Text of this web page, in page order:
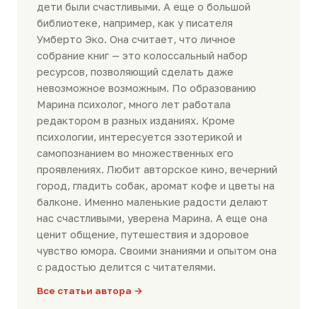
дети были счастливыми. А еще о большой
библиотеке, например, как у писателя
Умберто Эко. Она считает, что личное
собрание книг — это колоссальный набор
ресурсов, позволяющий сделать даже
невозможное возможным. По образованию
Марина психолог, много лет работала
редактором в разных изданиях. Кроме
психологии, интересуется эзотерикой и
самопознанием во множественных его
проявлениях. Любит авторское кино, вечерний
город, гладить собак, аромат кофе и цветы на
балконе. Именно маленькие радости делают
нас счастливыми, уверена Марина. А еще она
ценит общение, путешествия и здоровое
чувство юмора. Своими знаниями и опытом она
с радостью делится с читателями.
Все статьи автора →